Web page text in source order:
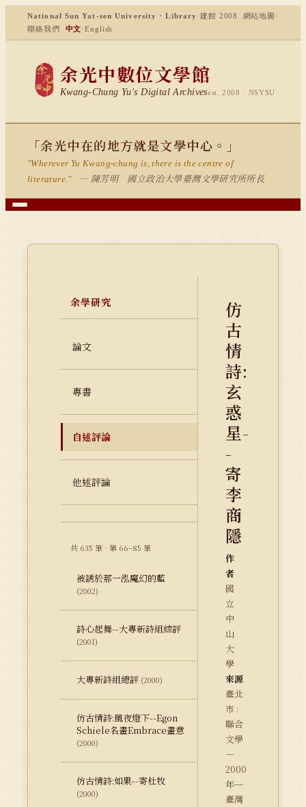
National Sun Yat-sen University · Library ·建館 2008 網站地圖 ·
聯絡我們
中文·English
余光中數位文學館
Kwang-Chung Yu's Digital Archivesest. 2008 · NSYSU
「余光中在的地方就是文學中心。」
"Wherever Yu Kwang-chung is, there is the centre of
literature."
— 陳芳明 國立政治大學臺灣文學研究所所長
余學研究
論文
專書
自述評論
他述評論
共 635 筆 · 第 66–85 筆
被誘於那一泓魔幻的藍
(2002)
詩心起舞--大專新詩組綜評
(2001)
大專新詩組總評 (2000)
仿古情詩:風夜燈下--Egon
Schiele名畫Embrace畫意
(2000)
仿古情詩:如果--寄杜牧
(2000)
仿
古
情
詩:
玄
惑
星-
-
寄
李
商
隱
作
者
國
立
中
山
大
學
來源
臺北
市 :
聯合
文學
－
2000
年─
臺灣